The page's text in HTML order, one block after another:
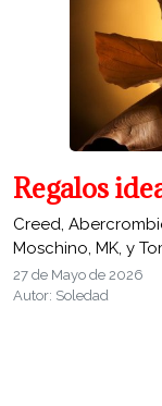
Regalos
Creed,
Moschino, MK, y
27 de Mayo de 2026
Autor: Soledad